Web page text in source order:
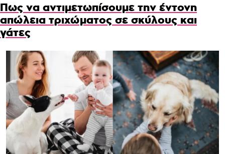
Πως να αντιμετωπίσουμε την έντονη
απώλεια τριχώματος σε σκύλους και
γάτες